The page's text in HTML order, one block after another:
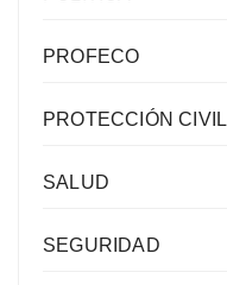
PROFECO
PROTECCIÓN CIVIL
SALUD
SEGURIDAD